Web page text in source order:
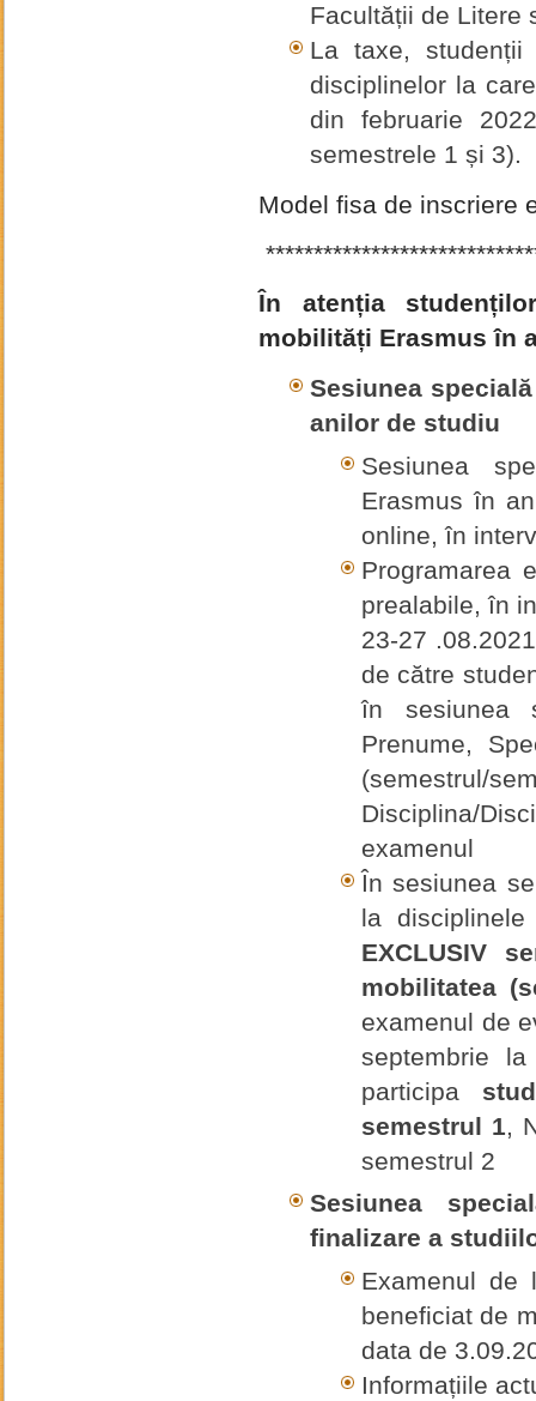
Facultății de Litere
La taxe,
disciplinelor la
din februarie
semestrele 1 și 3).
Model fisa de inscriere
În atenția
mobilități Erasmus în
Sesiunea
anilor de studiu
Sesiunea
Erasmus în
online, în
Programarea
prealabile, în
23-27
de către
în sesiunea
Prenume,
(semestrul/
Disciplina/
examenul
În sesiunea
la disciplinele
EXCLUSIV
mobilitatea
examenul de
septembrie
participa
semestrul 1,
semestrul 2
Sesiunea
finalizare a
Examenul de
beneficiat de
data de
Informațiile